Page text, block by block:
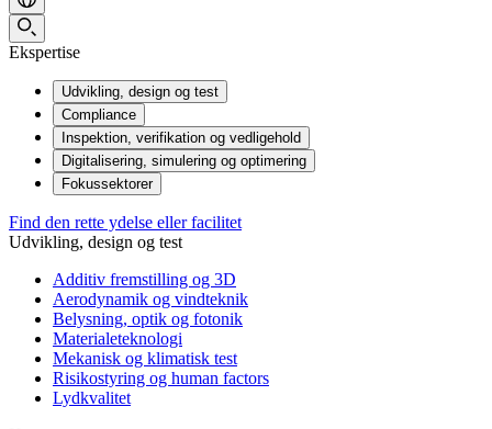
Ekspertise
Udvikling, design og test
Compliance
Inspektion, verifikation og vedligehold
Digitalisering, simulering og optimering
Fokussektorer
Find den rette ydelse eller facilitet
Udvikling, design og test
Additiv fremstilling og 3D
Aerodynamik og vindteknik
Belysning, optik og fotonik
Materialeteknologi
Mekanisk og klimatisk test
Risikostyring og human factors
Lydkvalitet